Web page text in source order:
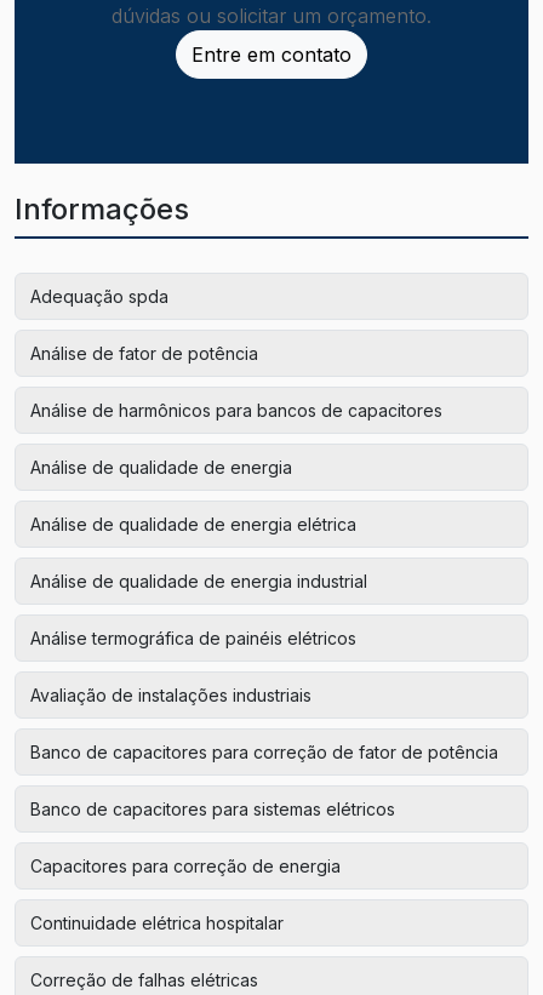
dúvidas ou solicitar um orçamento.
Entre em contato
Informações
Adequação spda
Análise de fator de potência
Análise de harmônicos para bancos de capacitores
Análise de qualidade de energia
Análise de qualidade de energia elétrica
Análise de qualidade de energia industrial
Análise termográfica de painéis elétricos
Avaliação de instalações industriais
Banco de capacitores para correção de fator de potência
Banco de capacitores para sistemas elétricos
Capacitores para correção de energia
Continuidade elétrica hospitalar
Correção de falhas elétricas